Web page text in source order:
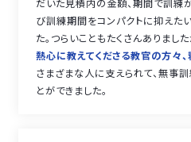
だいた見積内の金額、期間で訓練
び訓練期間をコンパクトに抑えた
た。つらいこともたくさんありました
熱心に教えてくださる教官の方々
さまざまな人に支えられて、無事訓
とができました。